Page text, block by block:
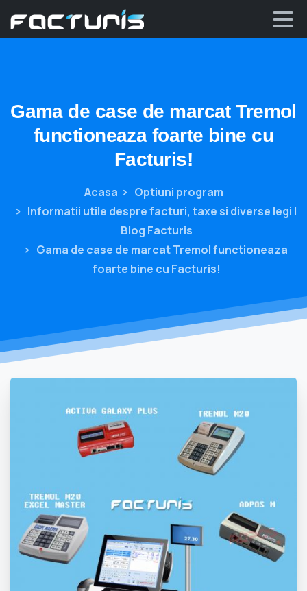
Gama de case de marcat Tremol
functioneaza foarte bine cu
Facturis!
Acasa
Optiuni program
Informatii utile despre facturi, taxe si diverse legi |
Blog Facturis
Gama de case de marcat Tremol functioneaza
foarte bine cu Facturis!